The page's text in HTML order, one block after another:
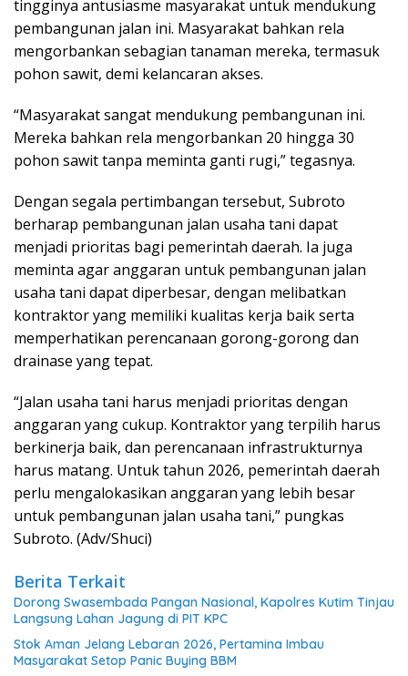
tingginya antusiasme masyarakat untuk mendukung
pembangunan jalan ini. Masyarakat bahkan rela
mengorbankan sebagian tanaman mereka, termasuk
pohon sawit, demi kelancaran akses.
“Masyarakat sangat mendukung pembangunan ini.
Mereka bahkan rela mengorbankan 20 hingga 30
pohon sawit tanpa meminta ganti rugi,” tegasnya.
Dengan segala pertimbangan tersebut, Subroto
berharap pembangunan jalan usaha tani dapat
menjadi prioritas bagi pemerintah daerah. Ia juga
meminta agar anggaran untuk pembangunan jalan
usaha tani dapat diperbesar, dengan melibatkan
kontraktor yang memiliki kualitas kerja baik serta
memperhatikan perencanaan gorong-gorong dan
drainase yang tepat.
“Jalan usaha tani harus menjadi prioritas dengan
anggaran yang cukup. Kontraktor yang terpilih harus
berkinerja baik, dan perencanaan infrastrukturnya
harus matang. Untuk tahun 2026, pemerintah daerah
perlu mengalokasikan anggaran yang lebih besar
untuk pembangunan jalan usaha tani,” pungkas
Subroto. (Adv/Shuci)
Berita Terkait
Dorong Swasembada Pangan Nasional, Kapolres Kutim Tinjau
Langsung Lahan Jagung di PIT KPC
Stok Aman Jelang Lebaran 2026, Pertamina Imbau
Masyarakat Setop Panic Buying BBM